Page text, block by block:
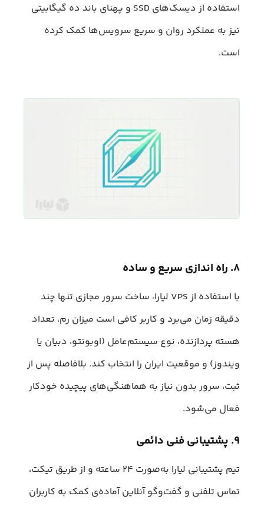
استفاده از دیسک‌های SSD و پهنای باند ده گیگابیتی
نیز به عملکرد روان و سریع سرویس‌ها کمک کرده
است.
۸. راه‌ اندازی سریع و ساده
با استفاده از VPS لیارا، ساخت سرور مجازی تنها چند
دقیقه زمان می‌برد و کاربر کافی است میزان رم، تعداد
هسته پردازنده، نوع سیستم‌عامل (اوبونتو، دبیان یا
ویندوز) و موقعیت ایران را انتخاب کند. بلافاصله پس از
ثبت، سرور بدون نیاز به هماهنگی‌های پیچیده خودکار
فعال می‌شود.
۹. پشتیبانی فنی دائمی
تیم پشتیبانی لیارا به‌صورت ۲۴ ساعته و از طریق تیکت،
تماس تلفنی و گفت‌وگو آنلاین آماده‌ی کمک به کاربران